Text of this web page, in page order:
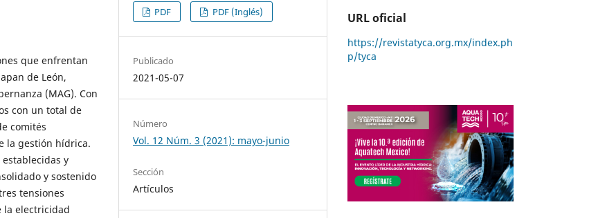
que enfrentan
de León,
(MAG). Con
con un total de
comités
la gestión hídrica.
y
y sostenido
tensiones
la electricidad
PDF PDF (Inglés)
Publicado
2021-05-07
Número
Vol. 12 Núm. 3 (2021): mayo-junio
Sección
Artículos
URL oficial
https://revistatyca.org.mx/index.ph
p/tyca